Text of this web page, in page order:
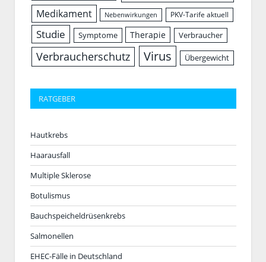
Medikament Nebenwirkungen PKV-Tarife aktuell
Studie Symptome Therapie Verbraucher
Verbraucherschutz Virus Übergewicht
RATGEBER
Hautkrebs
Haarausfall
Multiple Sklerose
Botulismus
Bauchspeicheldrüsenkrebs
Salmonellen
EHEC-Fälle in Deutschland